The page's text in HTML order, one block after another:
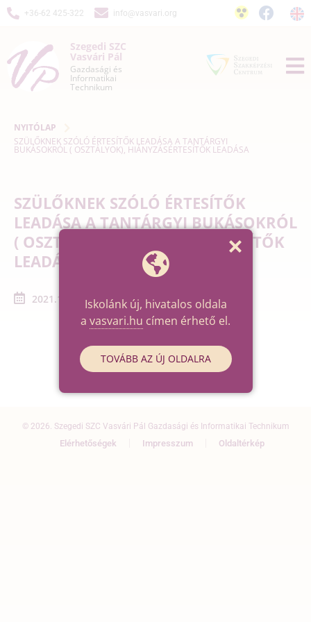
+36-62 425-322 info@vasvari.org
Szegedi SZC
Vasvári Pál
Gazdasági és
Informatikai
Technikum
NYITÓLAP
SZÜLŐKNEK SZÓLÓ ÉRTESÍTŐK LEADÁSA A TANTÁRGYI
BUKÁSOKRÓL ( OSZTÁLYOK), HIÁNYZÁSÉRTESÍTŐK LEADÁSA
SZÜLŐKNEK SZÓLÓ ÉRTESÍTŐK
LEADÁSA A TANTÁRGYI BUKÁSOKRÓL
( OSZTÁLYOK), HIÁNYZÁSÉRTESÍTŐK
LEADÁSA
2021.12.10. - 2021.12.10.
© 2026. Szegedi SZC Vasvári Pál Gazdasági és Informatikai Technikum
Elérhetőségek Impresszum Oldaltérkép
Iskolánk új, hivatalos oldala
a vasvari.hu címen érhető el.
TOVÁBB AZ ÚJ OLDALRA